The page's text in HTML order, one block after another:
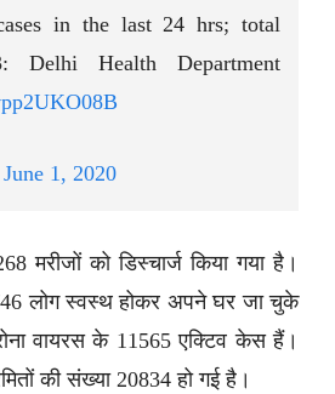
in the last 24 hrs; total
Delhi Health Department
June 1, 2020
मरीजों को डिस्चार्ज किया गया है।
लोग स्वस्थ होकर अपने घर जा चुके
वायरस के 11565 एक्टिव केस हैं।
की संख्या 20834 हो गई है।